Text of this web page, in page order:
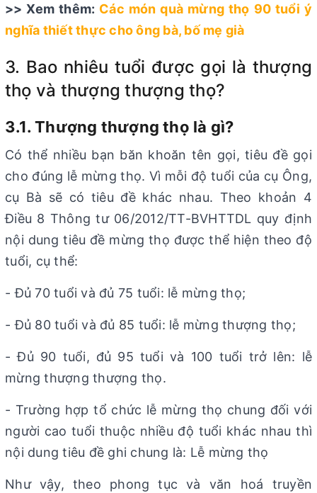
>> Xem thêm: Các món quà mừng thọ 90 tuổi ý
nghĩa thiết thực cho ông bà, bố mẹ già
3. Bao nhiêu tuổi được gọi là thượng
thọ và thượng thượng thọ?
3.1. Thượng thượng thọ là gì?
Có thể nhiều bạn băn khoăn tên gọi, tiêu đề gọi
cho đúng lễ mừng thọ. Vì mỗi độ tuổi của cụ Ông,
cụ Bà sẽ có tiêu đề khác nhau. Theo khoản 4
Điều 8 Thông tư 06/2012/TT-BVHTTDL quy định
nội dung tiêu đề mừng thọ được thể hiện theo độ
tuổi, cụ thể:
- Đủ 70 tuổi và đủ 75 tuổi: lễ mừng thọ;
- Đủ 80 tuổi và đủ 85 tuổi: lễ mừng thượng thọ;
- Đủ 90 tuổi, đủ 95 tuổi và 100 tuổi trở lên: lễ
mừng thượng thượng thọ.
- Trường hợp tổ chức lễ mừng thọ chung đối với
người cao tuổi thuộc nhiều độ tuổi khác nhau thì
nội dung tiêu đề ghi chung là: Lễ mừng thọ
Như vậy, theo phong tục và văn hoá truyền